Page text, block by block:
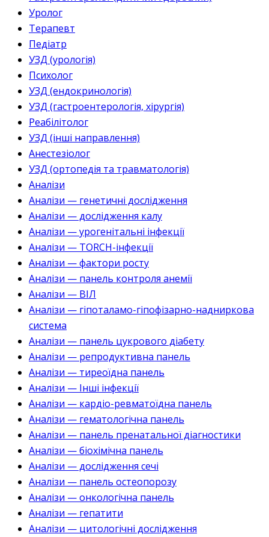
Уролог
Терапевт
Педіатр
УЗД (урологія)
Психолог
УЗД (ендокринологія)
УЗД (гастроентерологія, хірургія)
Реабілітолог
УЗД (інші направлення)
Анестезіолог
УЗД (ортопедія та травматологія)
Аналізи
Аналізи — генетичні дослідження
Аналізи — дослідження калу
Аналізи — урогенітальні інфекції
Аналізи — TORCH-інфекції
Аналізи — фактори росту
Аналізи — панель контроля анемії
Аналізи — ВІЛ
Аналізи — гіпоталамо-гіпофізарно-надниркова
система
Аналізи — панель цукрового діабету
Аналізи — репродуктивна панель
Аналізи — тиреоїдна панель
Аналізи — Інші інфекції
Аналізи — кардіо-ревматоїдна панель
Аналізи — гематологічна панель
Аналізи — панель пренатальної діагностики
Аналізи — біохімічна панель
Аналізи — дослідження сечі
Аналізи — панель остеопорозу
Аналізи — онкологічна панель
Аналізи — гепатити
Аналізи — цитологічні дослідження